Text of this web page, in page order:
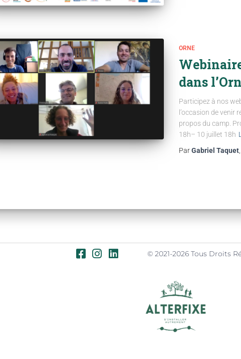
ORNE
dans
Participez à nos
l’occasion de venir
propos du camp.
18h– 10 juillet 18h
ParGabriel Taquet
© 2021-2026 Tous Droits